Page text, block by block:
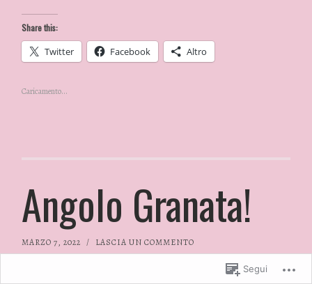
Share this:
Twitter Facebook Altro
Caricamento...
Angolo Granata!
MARZO 7, 2022 / LASCIA UN COMMENTO
Segui